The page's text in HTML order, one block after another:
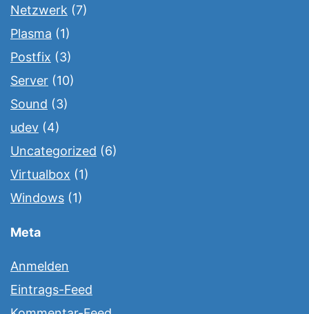
Netzwerk (7)
Plasma (1)
Postfix (3)
Server (10)
Sound (3)
udev (4)
Uncategorized (6)
Virtualbox (1)
Windows (1)
Meta
Anmelden
Eintrags-Feed